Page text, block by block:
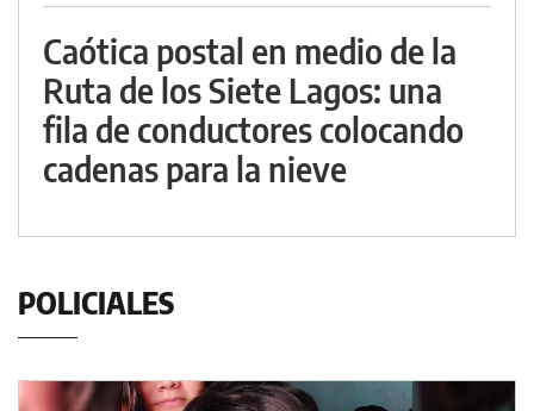
Caótica postal en medio de la
Ruta de los Siete Lagos: una
fila de conductores colocando
cadenas para la nieve
POLICIALES